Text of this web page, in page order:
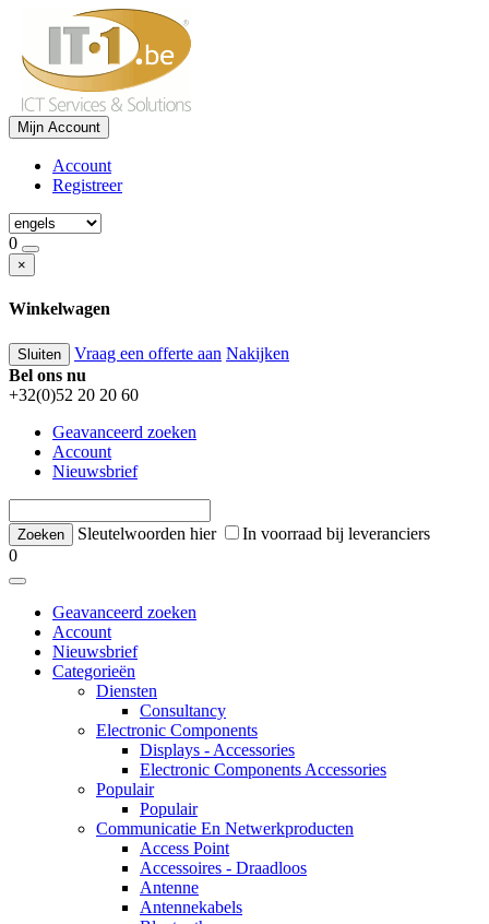
Mijn Account
Account
Registreer
0
×
Winkelwagen
Sluiten Vraag een offerte aan Nakijken
Bel ons nu
+32(0)52 20 20 60
Geavanceerd zoeken
Account
Nieuwsbrief
Sleutelwoorden hier
In voorraad bij leveranciers
0
Geavanceerd zoeken
Account
Nieuwsbrief
Categorieën
Diensten
Consultancy
Electronic Components
Displays - Accessories
Electronic Components Accessories
Populair
Populair
Communicatie En Netwerkproducten
Access Point
Accessoires - Draadloos
Antenne
Antennekabels